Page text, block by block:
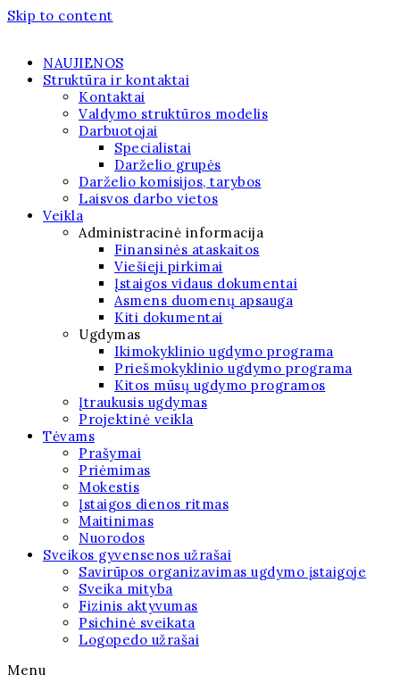
Skip to content
NAUJIENOS
Struktūra ir kontaktai
Kontaktai
Valdymo struktūros modelis
Darbuotojai
Specialistai
Darželio grupės
Darželio komisijos, tarybos
Laisvos darbo vietos
Veikla
Administracinė informacija
Finansinės ataskaitos
Viešieji pirkimai
Įstaigos vidaus dokumentai
Asmens duomenų apsauga
Kiti dokumentai
Ugdymas
Ikimokyklinio ugdymo programa
Priešmokyklinio ugdymo programa
Kitos mūsų ugdymo programos
Įtraukusis ugdymas
Projektinė veikla
Tėvams
Prašymai
Priėmimas
Mokestis
Įstaigos dienos ritmas
Maitinimas
Nuorodos
Sveikos gyvensenos užrašai
Savirūpos organizavimas ugdymo įstaigoje
Sveika mityba
Fizinis aktyvumas
Psichinė sveikata
Logopedo užrašai
Menu